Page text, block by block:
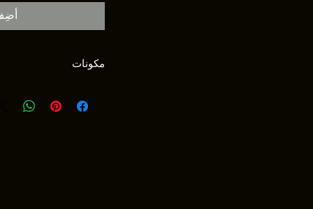
مكونات
زبدة جوز الهند الخام